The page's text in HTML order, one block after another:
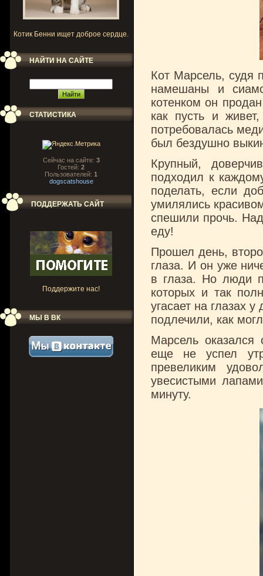
Котик Бенни ищет доброе сердце.
НАЙТИ НА САЙТЕ
СТАТИСТИКА
Сейчас на сайте: 3
Гостей: 2
Пользователей: 1
dogscatshouse
ПОДДЕРЖАТЬ САЙТ
Поддержите нас!
МЫ В ВК
Кот Марсель, судя
намешаны и
котенком он
как пусть и
потребовалась
был бездушно
Крупный,
подходил к
поделать, если
умилялись
спешили прочь.
еду!
Прошел день,
глаза. И он уже
в глаза. Но люди
которых и так
угасает на глазах
подлечили, как
Марсель
еще не успел
превеликим
увесистыми
минуту.